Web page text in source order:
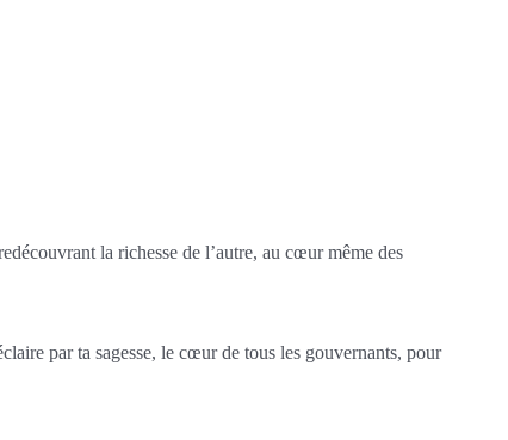
la richesse de l’autre, au cœur même des
par ta sagesse, le cœur de tous les gouvernants, pour